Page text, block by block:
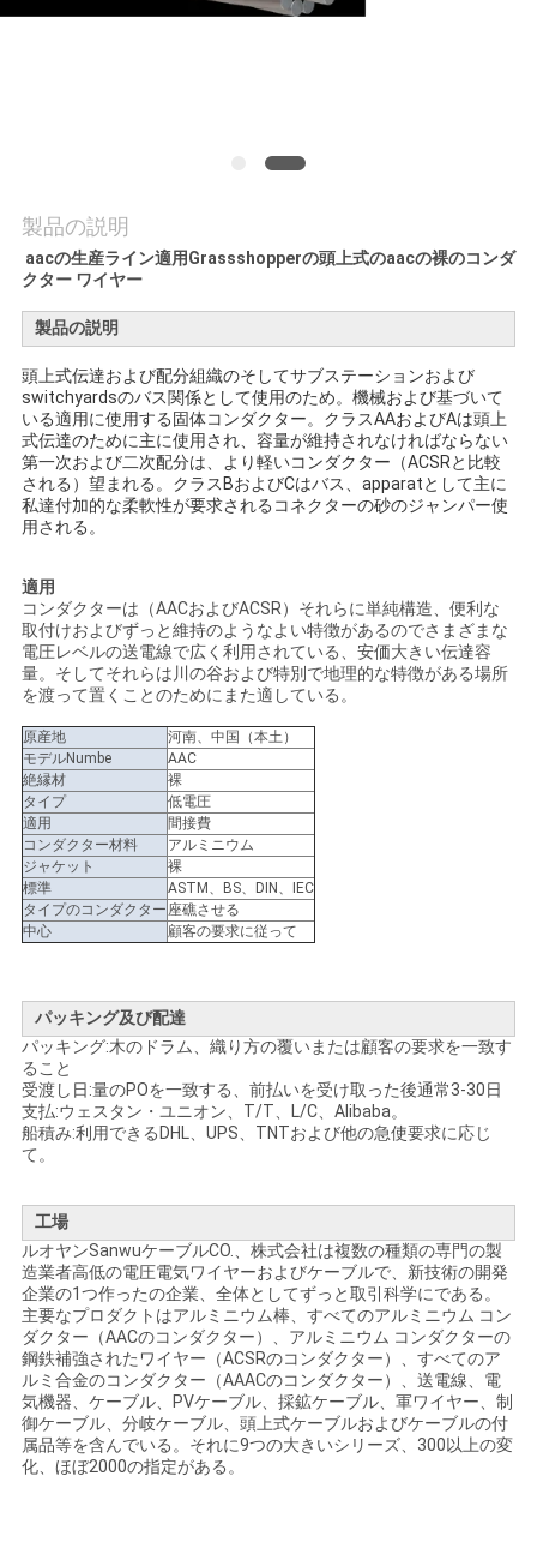
に
連
し
な
さ
い
ニ
ュ
ー
ス
引
用
を
し
な
さ
い
地
図
PRIVACY
POLICY
製品の説明
aacの生産ライン適用Grassshopperの頭上式のaacの裸のコンダ
クター ワイヤー
製品の説明
頭上式伝達および配分組織のそしてサブステーションおよび
switchyardsのバス関係として使用のため。機械および基づいて
いる適用に使用する固体コンダクター。クラスAAおよびAは頭上
式伝達のために主に使用され、容量が維持されなければならない
第一次および二次配分は、より軽いコンダクター（ACSRと比較
される）望まれる。クラスBおよびCはバス、apparatとして主に
私達付加的な柔軟性が要求されるコネクターの砂のジャンパー使
用される。
適用
コンダクターは（AACおよびACSR）それらに単純構造、便利な
取付けおよびずっと維持のようなよい特徴があるのでさまざまな
電圧レベルの送電線で広く利用されている、安価大きい伝達容
量。そしてそれらは川の谷および特別で地理的な特徴がある場所
を渡って置くことのためにまた適している。
原産地
河南、中国（本土）
モデルNumbe
AAC
絶縁材
裸
タイプ
低電圧
適用
間接費
コンダクター材料
アルミニウム
ジャケット
裸
標準
ASTM、BS、DIN、IEC
タイプのコンダクター 座礁させる
中心
顧客の要求に従って
パッキング及び配達
パッキング:木のドラム、織り方の覆いまたは顧客の要求を一致す
ること
受渡し日:量のPOを一致する、前払いを受け取った後通常3-30日
支払:ウェスタン・ユニオン、T/T、L/C、Alibaba。
船積み:利用できるDHL、UPS、TNTおよび他の急使要求に応じ
て。
工場
ルオヤンSanwuケーブルCO.、株式会社は複数の種類の専門の製
造業者高低の電圧電気ワイヤーおよびケーブルで、新技術の開発
企業の1つ作ったの企業、全体としてずっと取引科学にである。
主要なプロダクトはアルミニウム棒、すべてのアルミニウム コン
ダクター（AACのコンダクター）、アルミニウム コンダクターの
鋼鉄補強されたワイヤー（ACSRのコンダクター）、すべてのア
ルミ合金のコンダクター（AAACのコンダクター）、送電線、電
気機器、ケーブル、PVケーブル、採鉱ケーブル、軍ワイヤー、制
御ケーブル、分岐ケーブル、頭上式ケーブルおよびケーブルの付
属品等を含んでいる。それに9つの大きいシリーズ、300以上の変
化、ほぼ2000の指定がある。